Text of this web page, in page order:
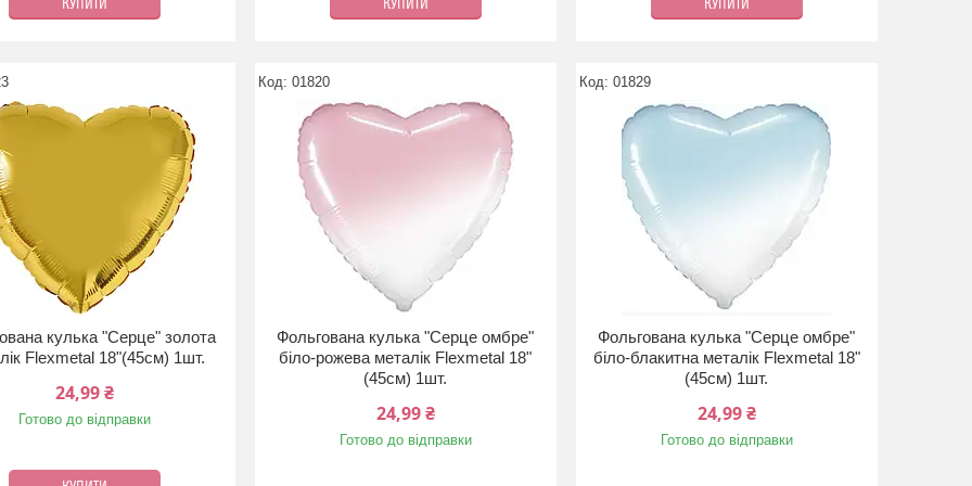
КУПИТИ КУПИТИ КУПИТИ
кулька "Серце" золота
Flexmetal 18"(45см) 1шт.
24,99 ₴
Готово до відправки
01820
Фольгована кулька "Серце омбре"
біло-рожева металік Flexmetal 18"
(45см) 1шт.
24,99 ₴
Готово до відправки
01829
Фольгована кулька "Серце омбре"
біло-блакитна металік Flexmetal 18"
(45см) 1шт.
24,99 ₴
Готово до відправки